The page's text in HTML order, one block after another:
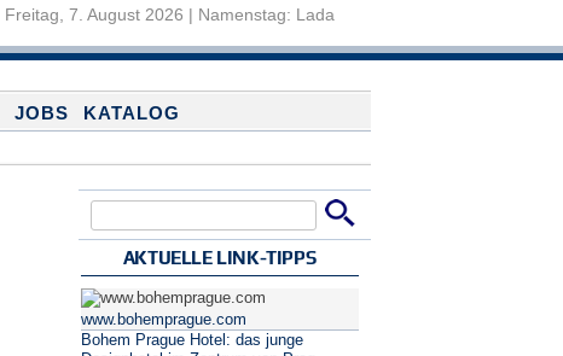
Freitag, 7. August 2026 | Namenstag: Lada
JOBS
KATALOG
AKTUELLE LINK-TIPPS
www.bohemprague.com
Bohem Prague Hotel: das junge